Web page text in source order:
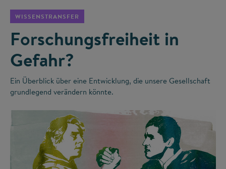
WISSENSTRANSFER
Forschungsfreiheit in
Gefahr?
Ein Überblick über eine Entwicklung, die unsere Gesellschaft
grundlegend verändern könnte.